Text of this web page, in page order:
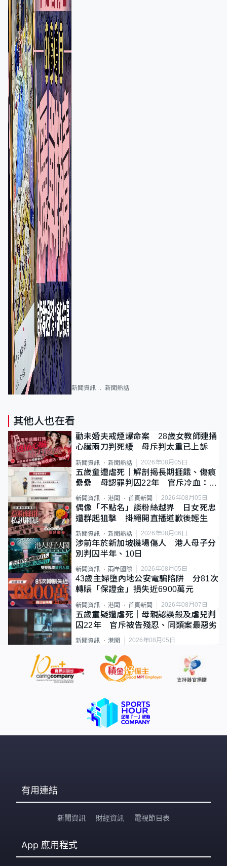
新聞資訊 新聞熱話
其他人也在看
勸未婚夫戒煙爆命案 28歲女教師連捅
心臟兩刀判死緩 母斥判太重已上訴
新聞資訊 新聞熱話 2026年08月05日
五歲童遭虐死｜解剖揭長期捱餓、傷痕
纍纍 母認罪判囚22年 官斥冷血：同
類案最惡劣
新聞資訊 港聞 首頁新聞 2026年08月05日
偶像「不點名」談粉絲越界 日女死忠
遭群起狙擊 掛繩開直播道歉後輕生
新聞資訊 新聞熱話 2026年08月06日
涉前年於新加坡機場傷人 港人母子分
別判囚半年、10日
新聞資訊 兩岸國際 2026年08月05日
43歲主婦墮內地公安電騙陷阱 分81次
轉賬「保證金」損失近6900萬元
新聞資訊 港聞 首頁新聞 2026年08月07日
五歲童疑遭虐死｜母親認誤殺及虐兒判
囚22年 官斥被告殘忍、同類案最惡劣
新聞資訊 港聞 2026年08月05日
有用連結
新聞資訊 財經資訊 電視節目表
App 應用程式